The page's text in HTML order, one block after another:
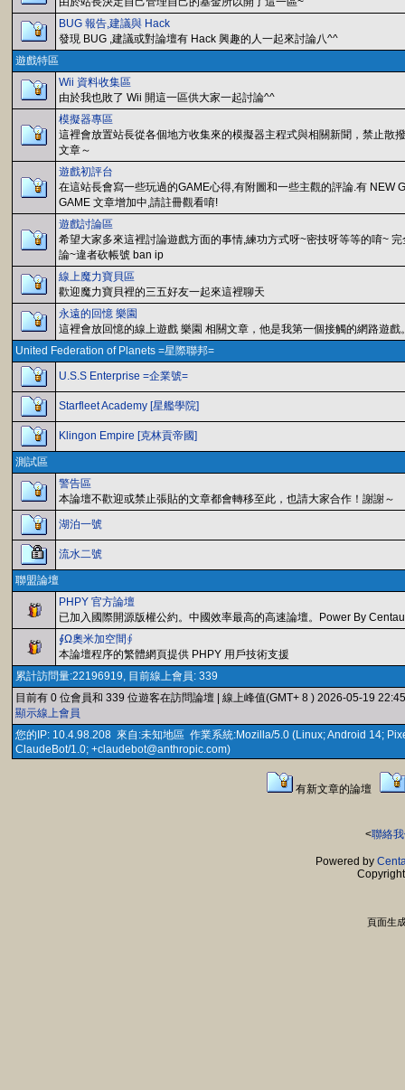
BUG 報告,建議與 Hack
發現 BUG ,建議或對論壇有 Hack 興趣的人一起來討論八^^
遊戲特區
Wii 資料收集區
由於我也敗了 Wii 開這一區供大家一起討論^^
模擬器專區
這裡會放置站長從各個地方收集來的模擬器主程式與相關新聞，禁止散
文章～
遊戲初評台
在這站長會寫一些玩過的GAME心得,有附圖和一些主觀的評論.有 NEW
GAME 文章增加中,請註冊觀看唷!
遊戲討論區
希望大家多來這裡討論遊戲方面的事情,練功方式呀~密技呀等等的唷~
論~違者砍帳號 ban ip
線上魔力寶貝區
歡迎魔力寶貝裡的三五好友一起來這裡聊天
永遠的回憶 樂園
這裡會放回憶的線上遊戲 樂園 相關文章，他是我第一個接觸的網路遊戲
United Federation of Planets =星際聯邦=
U.S.S Enterprise =企業號=
Starfleet Academy [星艦學院]
Klingon Empire [克林貢帝國]
測試區
警告區
本論壇不歡迎或禁止張貼的文章都會轉移至此，也請大家合作！謝謝～
湖泊一號
流水二號
聯盟論壇
PHPY 官方論壇
已加入國際開源版權公約。中國效率最高的高速論壇。Power By
∮Ω奧米加空間∮
本論壇程序的繁體網頁提供 PHPY 用戶技術支援
累計訪問量:22196919, 目前線上會員: 339
目前有 0 位會員和 339 位遊客在訪問論壇 | 線上峰值(GMT+ 8 ) 2026-05-19
顯示線上會員
您的IP: 10.4.98.208 來自:未知地區 作業系統:Mozilla/5.0 (Linux; Android 14;
ClaudeBot/1.0; +claudebot@anthropic.com)
有新文章的論壇
<聯絡
Powered by
頁面生